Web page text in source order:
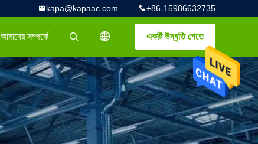
+86-15986632735
kapa@kapaac.com
একটি উদ্ধৃতি পেতে
描述
আমাদের সম্পর্কে